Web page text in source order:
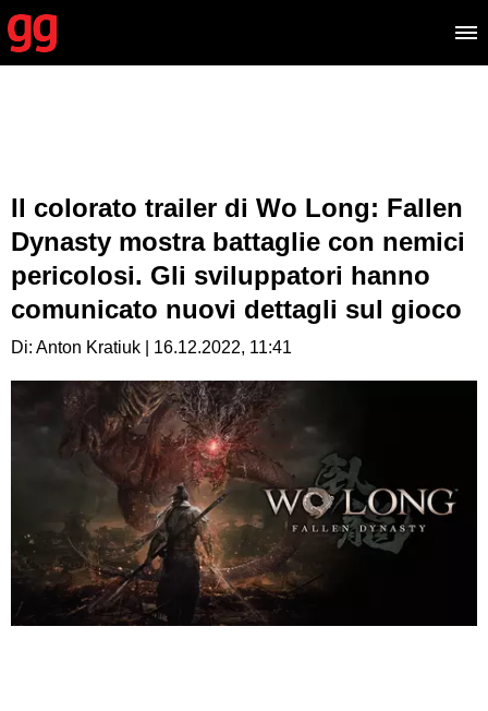
Il colorato trailer di Wo Long: Fallen
Dynasty mostra battaglie con nemici
pericolosi. Gli sviluppatori hanno
comunicato nuovi dettagli sul gioco
Di: Anton Kratiuk | 16.12.2022, 11:41